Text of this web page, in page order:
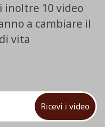
inoltre 10 video
a cambiare il
vita
Ricevi i video